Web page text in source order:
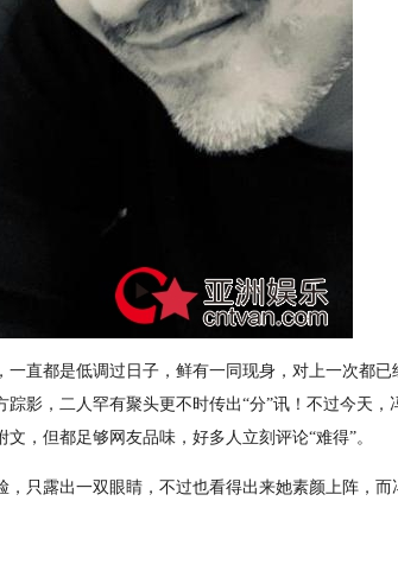
直都是低调过日子，鲜有一同现身，对上一次都已
影，二人罕有聚头更不时传出“分”讯！不过今天，
，但都足够网友品味，好多人立刻评论“难得”。
只露出一双眼睛，不过也看得出来她素颜上阵，而